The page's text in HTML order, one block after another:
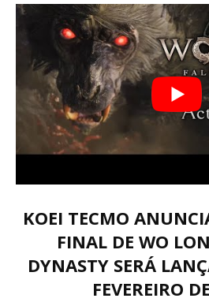
KOEI TECMO
FINAL DE WO
DYNASTY SERÁ
FEVEREIRO